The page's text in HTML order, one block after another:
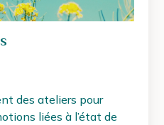
des ateliers pour
liées à l’état de